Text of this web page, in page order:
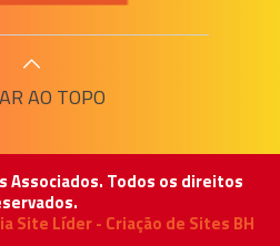
AO TOPO
Associados. Todos os direitos
Site Líder - Criação de Sites BH